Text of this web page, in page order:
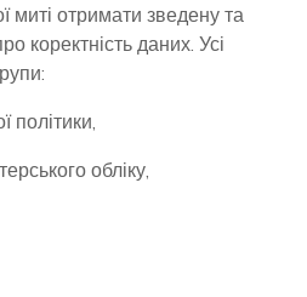
миті отримати зведену та
коректність даних. Усі
політики,
обліку,